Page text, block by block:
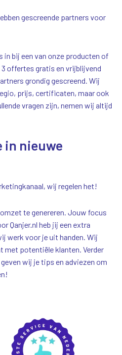
gescreende partners voor
in bij een van onze producten of
offertes gratis en vrijblijvend
grondig gescreend. Wij
prijs, certificaten, maar ook
vragen zijn, nemen wij altijd
in nieuwe
wij regelen het!
te genereren. Jouw focus
Qanjer.nl heb jij een extra
werk voor je uit handen. Wij
met potentiële klanten. Verder
wij je tips en adviezen om